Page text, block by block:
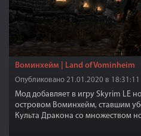
Воминхейм | Land of Vominheim
Опубликовано 21.01.2020 в 18:31:11
Мод добавляет в игру Skyrim LE
островом Воминхейм, ставшим
Культа Дракона со множеством